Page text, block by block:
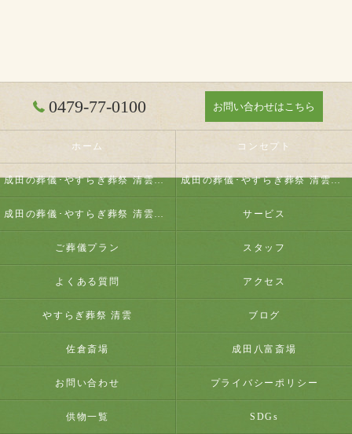
0479-77-0100 お問い合わせはこちら
ホーム コンセプト
成田の葬儀･やすらぎ葬祭 清雲の口コミ情報 成田の葬儀･やすらぎ葬祭 清雲の評判
成田の葬儀･やすらぎ葬祭 清雲のお客様の声 サービス
ご葬儀プラン スタッフ
よくある質問 アクセス
やすらぎ葬祭 清雲 ブログ
佐倉斎場 成田八富斎場
お問い合わせ プライバシーポリシー
供物一覧 SDGs